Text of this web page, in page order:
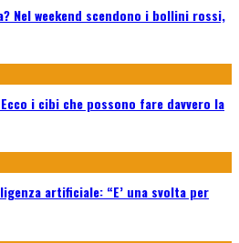
Nel weekend scendono i bollini rossi,
i cibi che possono fare davvero la
artificiale: “E’ una svolta per